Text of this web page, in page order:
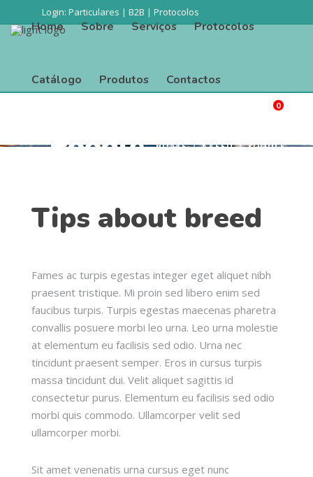
Login: Particulares | B2B | Protocolos
0
Home Sobre Serviços Protocolos
Catálogo Produtos Contactos
Poodle Home/Breed/Poodle
Tips about breed
Fames ac turpis egestas integer eget aliquet nibh
praesent tristique. Mi proin sed libero enim sed
faucibus turpis. Turpis egestas maecenas pharetra
convallis posuere morbi leo urna. Leo urna molestie
at elementum eu facilisis sed odio. Urna nec
tincidunt praesent semper. Eros in cursus turpis
massa tincidunt dui. Velit aliquet sagittis id
consectetur purus. Elementum eu facilisis sed odio
morbi quis commodo. Ullamcorper velit sed
ullamcorper morbi.
Sit amet venenatis urna cursus eget nunc